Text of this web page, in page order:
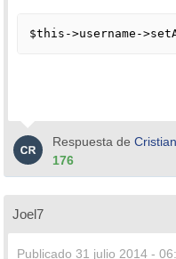
$this->username-
Respuesta de Cristian
176
Joel7
Publicado 31 julio 2014 -